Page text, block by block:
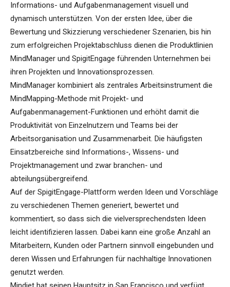
Informations- und Aufgabenmanagement visuell und
dynamisch unterstützen. Von der ersten Idee, über die
Bewertung und Skizzierung verschiedener Szenarien, bis hin
zum erfolgreichen Projektabschluss dienen die Produktlinien
MindManager und SpigitEngage führenden Unternehmen bei
ihren Projekten und Innovationsprozessen.
MindManager kombiniert als zentrales Arbeitsinstrument die
MindMapping-Methode mit Projekt- und
Aufgabenmanagement-Funktionen und erhöht damit die
Produktivität von Einzelnutzern und Teams bei der
Arbeitsorganisation und Zusammenarbeit. Die häufigsten
Einsatzbereiche sind Informations-, Wissens- und
Projektmanagement und zwar branchen- und
abteilungsübergreifend.
Auf der SpigitEngage-Plattform werden Ideen und Vorschläge
zu verschiedenen Themen generiert, bewertet und
kommentiert, so dass sich die vielversprechendsten Ideen
leicht identifizieren lassen. Dabei kann eine große Anzahl an
Mitarbeitern, Kunden oder Partnern sinnvoll eingebunden und
deren Wissen und Erfahrungen für nachhaltige Innovationen
genutzt werden.